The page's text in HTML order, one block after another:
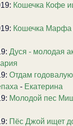
Кошечка Кофе
Кошечка Марфа
Дуся - молодая
Отдам
- Екатерина
Молодой пес
Пёс Джой ищет